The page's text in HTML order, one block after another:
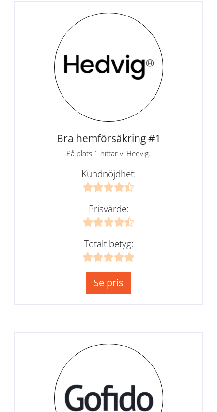
Bra hemförsäkring #1
På plats 1 hittar vi Hedvig.
Kundnöjdhet:
Prisvärde:
Totalt betyg:
Se pris